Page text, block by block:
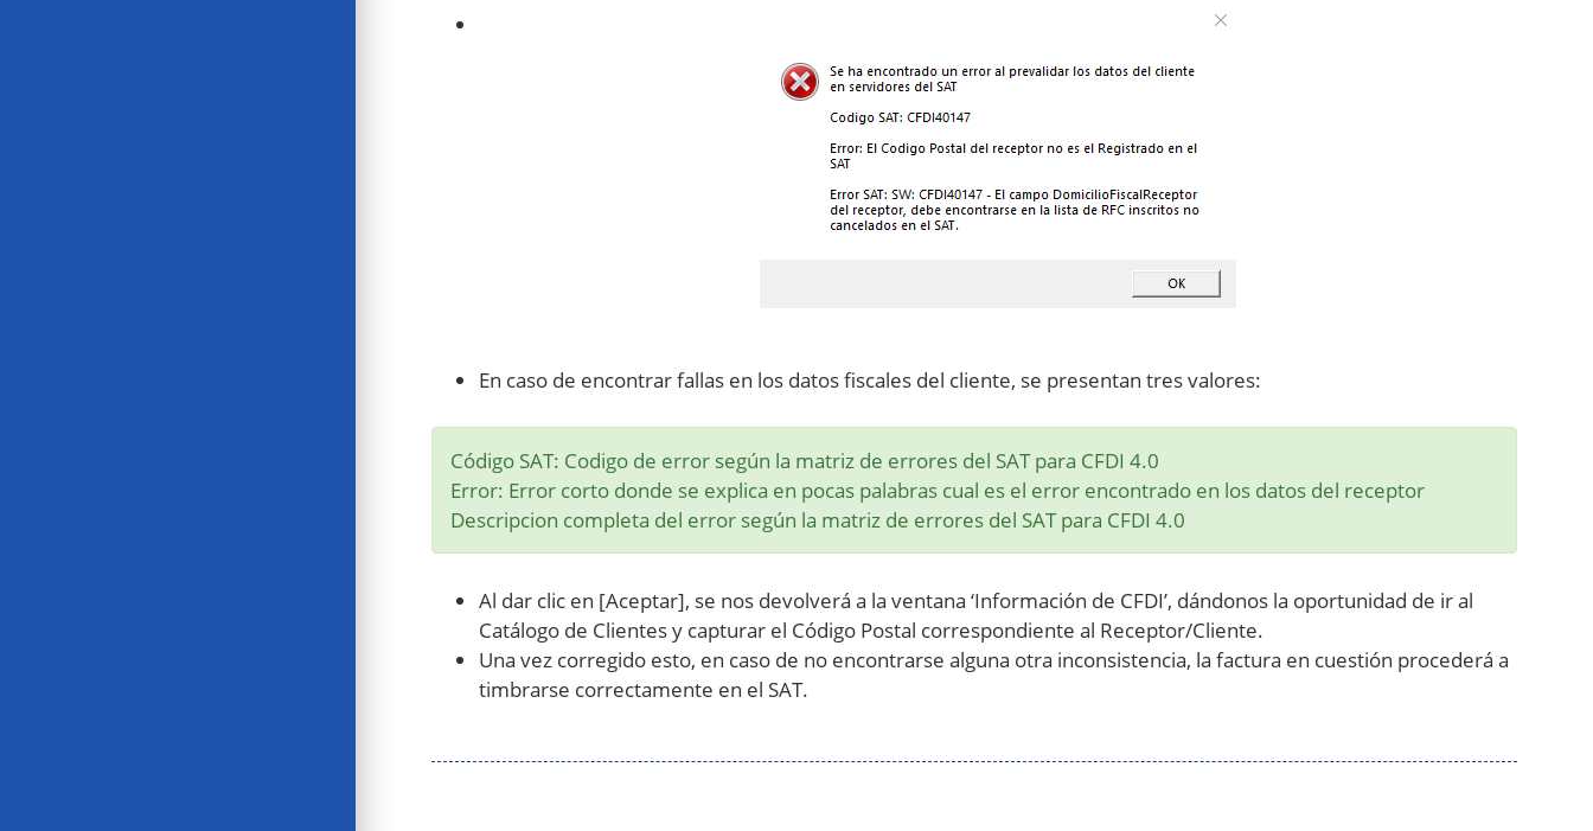
En caso de encontrar fallas en los datos fiscales del cliente, se presentan tres valores:
Código SAT: Codigo de error según la matriz de errores del SAT para CFDI 4.0
Error: Error corto donde se explica en pocas palabras cual es el error encontrado en los datos del receptor
Descripcion completa del error según la matriz de errores del SAT para CFDI 4.0
Al dar clic en [Aceptar], se nos devolverá a la ventana ‘Información de CFDI’, dándonos la oportunidad de ir al
Catálogo de Clientes y capturar el Código Postal correspondiente al Receptor/Cliente.
Una vez corregido esto, en caso de no encontrarse alguna otra inconsistencia, la factura en cuestión procederá a
timbrarse correctamente en el SAT.